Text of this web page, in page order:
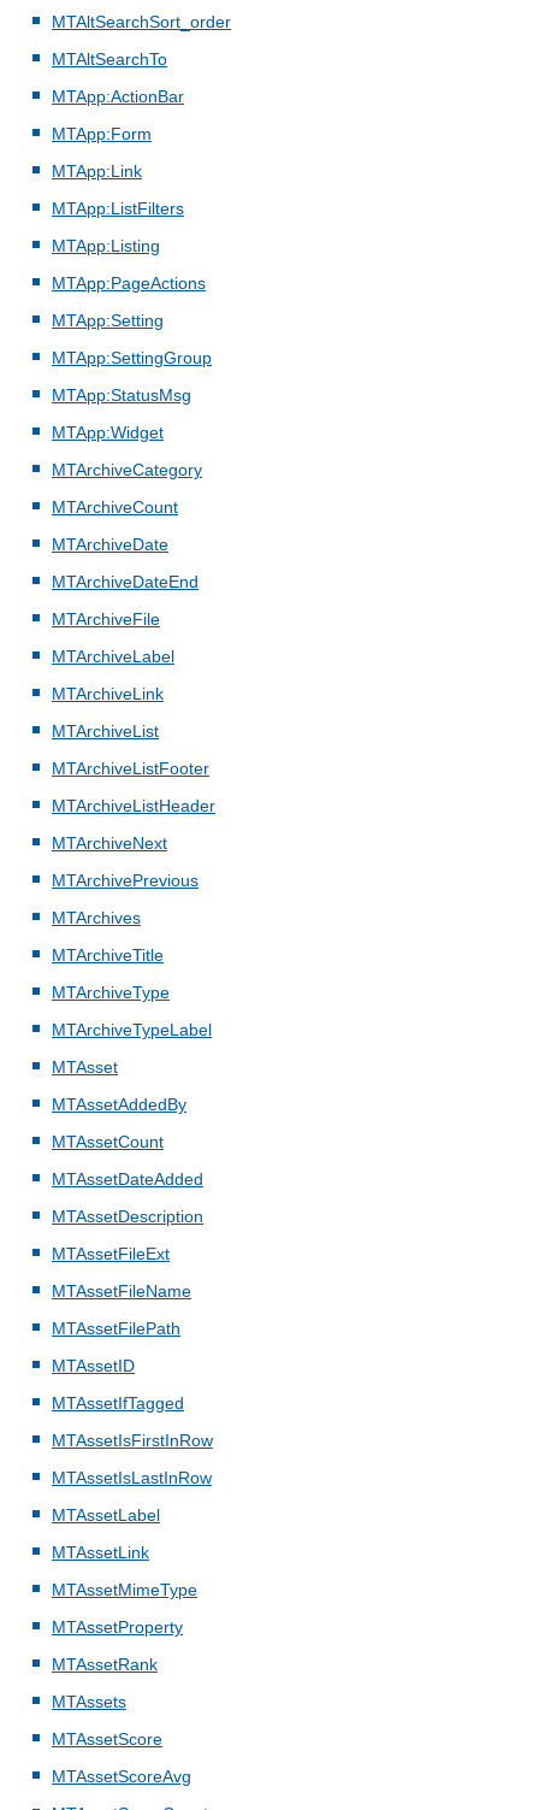
MTAltSearchSort_order
MTAltSearchTo
MTApp:ActionBar
MTApp:Form
MTApp:Link
MTApp:ListFilters
MTApp:Listing
MTApp:PageActions
MTApp:Setting
MTApp:SettingGroup
MTApp:StatusMsg
MTApp:Widget
MTArchiveCategory
MTArchiveCount
MTArchiveDate
MTArchiveDateEnd
MTArchiveFile
MTArchiveLabel
MTArchiveLink
MTArchiveList
MTArchiveListFooter
MTArchiveListHeader
MTArchiveNext
MTArchivePrevious
MTArchives
MTArchiveTitle
MTArchiveType
MTArchiveTypeLabel
MTAsset
MTAssetAddedBy
MTAssetCount
MTAssetDateAdded
MTAssetDescription
MTAssetFileExt
MTAssetFileName
MTAssetFilePath
MTAssetID
MTAssetIfTagged
MTAssetIsFirstInRow
MTAssetIsLastInRow
MTAssetLabel
MTAssetLink
MTAssetMimeType
MTAssetProperty
MTAssetRank
MTAssets
MTAssetScore
MTAssetScoreAvg